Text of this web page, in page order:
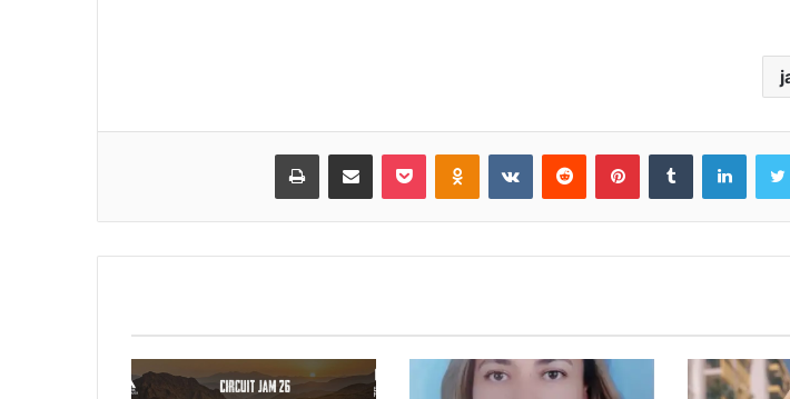
تويتر لينكدإن بينتيريست Odnoklassniki
بوكيت مشاركة عبر البريد طباعة